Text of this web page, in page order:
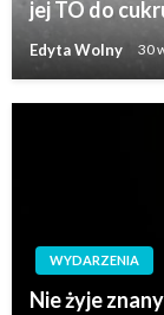
jej TO do
Edyta Wolny 30
WYDARZENIA
Nie żyje